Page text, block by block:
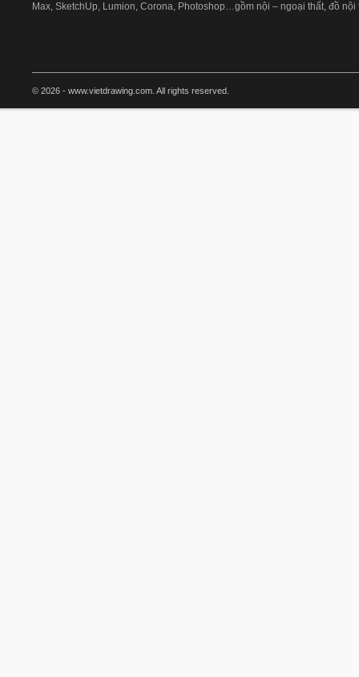
Max, SketchUp, Lumion, Corona, Photoshop…gồm nội – ngoại thất, đồ nội
© 2026 - www.vietdrawing.com. All rights reserved.